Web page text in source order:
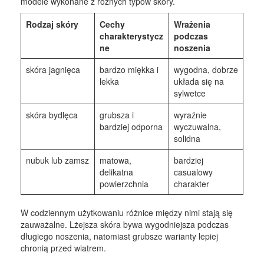
Rodzaj skóry
Cechy
charakterystycz
ne
Wrażenia
podczas
noszenia
skóra jagnięca
bardzo miękka i
lekka
wygodna, dobrze
układa się na
sylwetce
skóra bydlęca
grubsza i
bardziej odporna
wyraźnie
wyczuwalna,
solidna
nubuk lub zamsz
matowa,
delikatna
powierzchnia
bardziej
casualowy
charakter
W codziennym użytkowaniu różnice między nimi stają się
zauważalne. Lżejsza skóra bywa wygodniejsza podczas
długiego noszenia, natomiast grubsze warianty lepiej
chronią przed wiatrem.